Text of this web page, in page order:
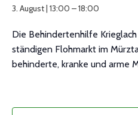
3. August | 13:00 –18:00
Die Behindertenhilfe
ständigen Flohmarkt im
behinderte, kranke und arme